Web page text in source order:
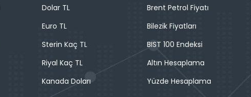
Dolar TL
Euro TL
Sterin Kaç TL
Riyal Kaç TL
Kanada Doları
Brent Petrol Fiyatı
Bilezik Fiyatları
BIST 100 Endeksi
Altın Hesaplama
Yüzde Hesaplama